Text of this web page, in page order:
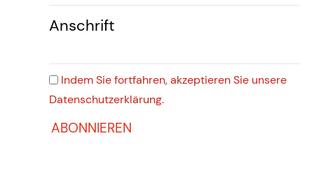
Anschrift
Indem Sie fortfahren, akzeptieren Sie unsere
Datenschutzerklärung.